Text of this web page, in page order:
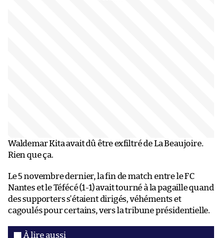
Waldemar Kita avait dû être exfiltré de La Beaujoire.
Rien que ça.
Le 5 novembre dernier, la fin de match entre le FC
Nantes et le Téfécé (1-1) avait tourné à la pagaille quand
des supporters s’étaient dirigés, véhéments et
cagoulés pour certains, vers la tribune présidentielle.